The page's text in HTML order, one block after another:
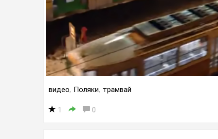
видео, Поляки, трамвай
1 0